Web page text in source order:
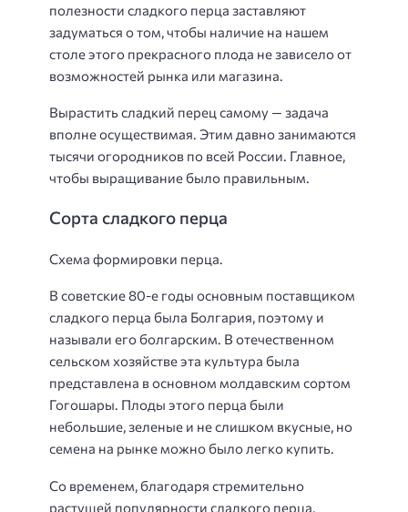
полезности сладкого перца заставляют
задуматься о том, чтобы наличие на нашем
столе этого прекрасного плода не зависело от
возможностей рынка или магазина.
Вырастить сладкий перец самому — задача
вполне осуществимая. Этим давно занимаются
тысячи огородников по всей России. Главное,
чтобы выращивание было правильным.
Сорта сладкого перца
Схема формировки перца.
В советские 80-е годы основным поставщиком
сладкого перца была Болгария, поэтому и
называли его болгарским. В отечественном
сельском хозяйстве эта культура была
представлена в основном молдавским сортом
Гогошары. Плоды этого перца были
небольшие, зеленые и не слишком вкусные, но
семена на рынке можно было легко купить.
Со временем, благодаря стремительно
растущей популярности сладкого перца,